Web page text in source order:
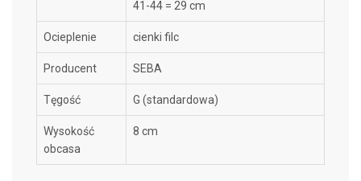
41-44 = 29 cm
Ocieplenie cienki filc
Producent SEBA
Tęgość G (standardowa)
Wysokość
obcasa
8 cm